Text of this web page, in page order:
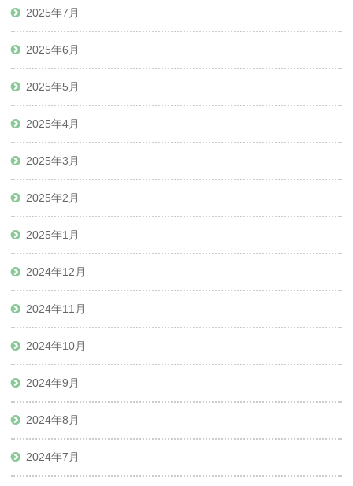
2025年7月
2025年6月
2025年5月
2025年4月
2025年3月
2025年2月
2025年1月
2024年12月
2024年11月
2024年10月
2024年9月
2024年8月
2024年7月